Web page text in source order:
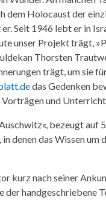
dem Holocaust der
Seit 1946 lebt er in
unser Projekt trägt,
Thorsten
trägt, um sie
das Gedenken
und
bezeugt auf
denen das Wissen
kurz nach seiner
handgeschriebene